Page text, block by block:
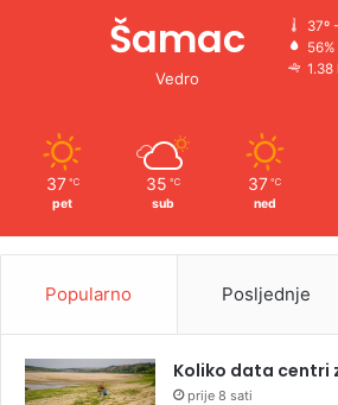
Šamac
Vedro
37º
56%
1.38
37 ℃
pet
35 ℃
sub
37 ℃
ned
Popularno Posljednje
Koliko data centri
prije 8 sati